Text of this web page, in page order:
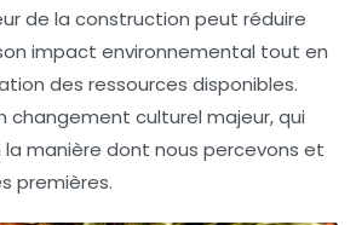
de la construction peut réduire
impact environnemental tout en
des ressources disponibles.
changement culturel majeur, qui
manière dont nous percevons et
premières.